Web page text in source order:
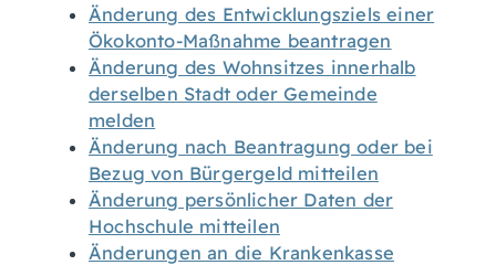
Änderung des Entwicklungsziels einer
Ökokonto-Maßnahme beantragen
Änderung des Wohnsitzes innerhalb
derselben Stadt oder Gemeinde
melden
Änderung nach Beantragung oder bei
Bezug von Bürgergeld mitteilen
Änderung persönlicher Daten der
Hochschule mitteilen
Änderungen an die Krankenkasse